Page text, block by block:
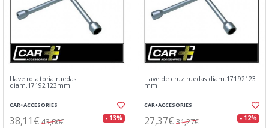
Llave rotatoria ruedas
diam.17192123mm
CAR+ACCESORIES
38,11€ 43,86€ - 13%
Llave de cruz ruedas diam.17192123
mm
CAR+ACCESORIES
27,37€ 31,27€ - 12%